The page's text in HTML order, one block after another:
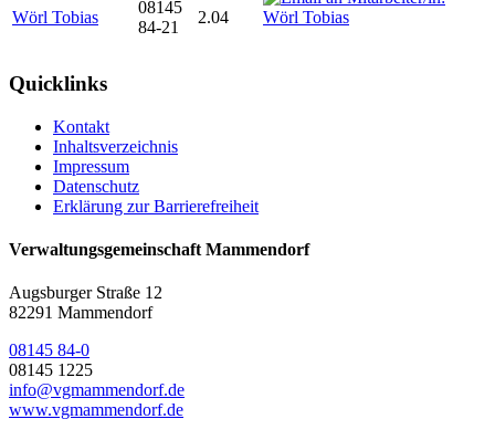
Wörl Tobias
08145
84-21
2.04
Quicklinks
Kontakt
Inhaltsverzeichnis
Impressum
Datenschutz
Erklärung zur Barrierefreiheit
Verwaltungsgemeinschaft Mammendorf
Augsburger Straße 12
82291 Mammendorf
08145 84-0
08145 1225
info@vgmammendorf.de
www.vgmammendorf.de